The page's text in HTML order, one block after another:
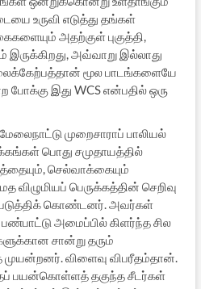
உருவி எடுத்து தங்கள்
அதற்குள் புகுத்தி,
இருக்கிறது, அவ்வாறு இல்லாது
மூல பாடங்களையே
இது WCS என்பதில் ஒரு
முறைசாராப் பாலியல்
பொது சமுதாயத்தில்
செல்வாக்கையும்
விழுமியப் பெருக்கத்தின் செறிவு
கொண்டனர். அவர்கள்
அமைப்பில் கிளர்ந்த சில
சான்று தரும்
விளைவு விபரீதம்தான்.
பயன்கொள்ளத் தகுந்த சீடர்கள்